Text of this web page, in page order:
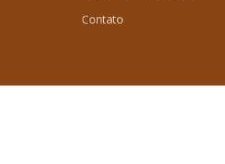
Contato